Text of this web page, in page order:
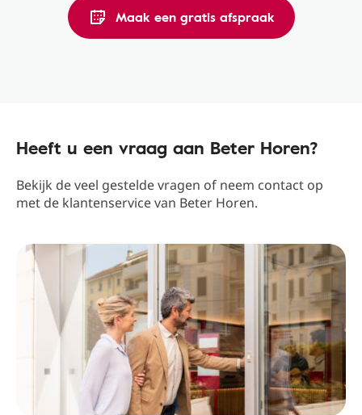
Maak een gratis afspraak
Heeft u een vraag aan Beter Horen?
Bekijk de veel gestelde vragen of neem contact op
met de klantenservice van Beter Horen.